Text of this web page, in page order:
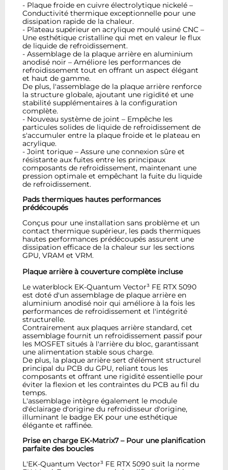
- Plaque froide en cuivre électrolytique nickelé –
Conductivité thermique exceptionnelle pour une
dissipation rapide de la chaleur.
- Plateau supérieur en acrylique moulé usiné CNC –
Une esthétique cristalline qui met en valeur le flux
de liquide de refroidissement.
- Assemblage de la plaque arrière en aluminium
anodisé noir – Améliore les performances de
refroidissement tout en offrant un aspect élégant
et haut de gamme.
De plus, l'assemblage de la plaque arrière renforce
la structure globale, ajoutant une rigidité et une
stabilité supplémentaires à la configuration
complète.
- Nouveau système de joint – Empêche les
particules solides de liquide de refroidissement de
s'accumuler entre la plaque froide et le plateau en
acrylique.
- Joint torique – Assure une connexion sûre et
résistante aux fuites entre les principaux
composants de refroidissement, maintenant une
pression optimale et empêchant la fuite du liquide
de refroidissement.
Pads thermiques hautes performances
prédécoupés
Conçus pour une installation sans problème et un
contact thermique supérieur, les pads thermiques
hautes performances prédécoupés assurent une
dissipation efficace de la chaleur sur les sections
GPU, VRAM et VRM.
Plaque arrière à couverture complète incluse
Le waterblock EK-Quantum Vector³ FE RTX 5090
est doté d'un assemblage de plaque arrière en
aluminium anodisé noir qui améliore à la fois les
performances de refroidissement et l'intégrité
structurelle.
Contrairement aux plaques arrière standard, cet
assemblage fournit un refroidissement passif pour
les MOSFET situés à l'arrière du bloc, garantissant
une alimentation stable sous charge.
De plus, la plaque arrière sert d'élément structurel
principal du PCB du GPU, reliant tous les
composants et offrant une rigidité essentielle pour
éviter la flexion et les contraintes du PCB au fil du
temps.
L'assemblage intègre également le module
d'éclairage d'origine du refroidisseur d'origine,
illuminant le badge EK pour une esthétique
élégante et raffinée.
Prise en charge EK-Matrix7 – Pour une planification
parfaite des boucles
L'EK-Quantum Vector³ FE RTX 5090 suit la norme